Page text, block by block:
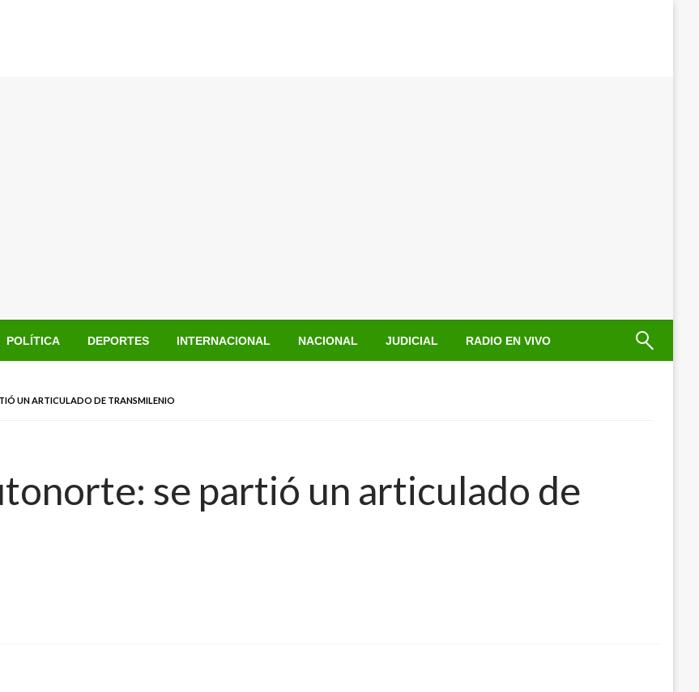
POLÍTICA DEPORTES INTERNACIONAL NACIONAL JUDICIAL RADIO EN VIVO
UN ARTICULADO DE TRANSMILENIO
se partió un articulado de